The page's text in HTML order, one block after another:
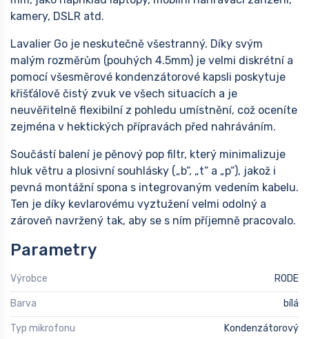
kamery, DSLR atd.
Lavalier Go je neskutečně všestranný. Díky svým
malým rozměrům (pouhých 4.5mm) je velmi diskrétní a
pomocí všesměrové kondenzátorové kapsli poskytuje
křišťálově čistý zvuk ve všech situacích a je
neuvěřitelně flexibilní z pohledu umístnění, což oceníte
zejména v hektických přípravách před nahráváním.
Součástí balení je pěnový pop filtr, který minimalizuje
hluk větru a plosivní souhlásky („b“, „t“ a „p“), jakož i
pevná montážní spona s integrovaným vedením kabelu.
Ten je díky kevlarovému vyztužení velmi odolný a
zároveň navržený tak, aby se s ním příjemně pracovalo.
Parametry
Výrobce RODE
Barva bílá
Typ mikrofonu Kondenzátorový